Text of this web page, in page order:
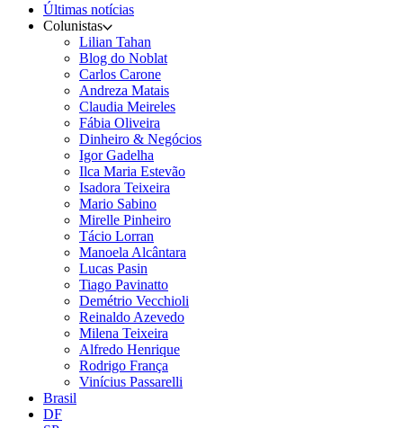
Últimas notícias
Colunistas
Lilian Tahan
Blog do Noblat
Carlos Carone
Andreza Matais
Claudia Meireles
Fábia Oliveira
Dinheiro & Negócios
Igor Gadelha
Ilca Maria Estevão
Isadora Teixeira
Mario Sabino
Mirelle Pinheiro
Tácio Lorran
Manoela Alcântara
Lucas Pasin
Tiago Pavinatto
Demétrio Vecchioli
Reinaldo Azevedo
Milena Teixeira
Alfredo Henrique
Rodrigo França
Vinícius Passarelli
Brasil
DF